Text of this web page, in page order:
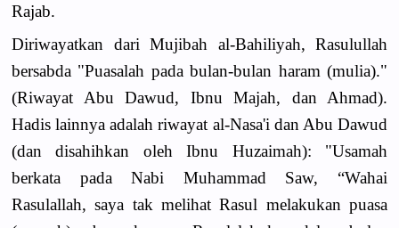
Rajab.
Diriwayatkan dari Mujibah al-Bahiliyah, Rasulullah
bersabda "Puasalah pada bulan-bulan haram (mulia)."
(Riwayat Abu Dawud, Ibnu Majah, dan Ahmad).
Hadis lainnya adalah riwayat al-Nasa'i dan Abu Dawud
(dan disahihkan oleh Ibnu Huzaimah): "Usamah
berkata pada Nabi Muhammad Saw, “Wahai
Rasulallah, saya tak melihat Rasul melakukan puasa